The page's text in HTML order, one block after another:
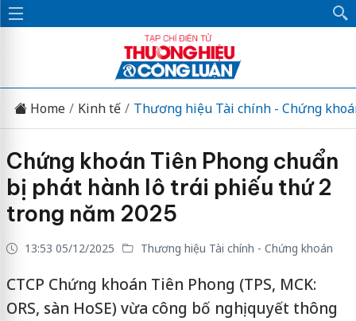
Home Kinh tế Thương hiệu Tài chính - Chứng
Chứng khoán Tiên Phong chuẩn
bị phát hành lô trái phiếu thứ 2
trong năm 2025
13:53 05/12/2025 Thương hiệu Tài chính - Chứng khoán
CTCP Chứng khoán Tiên Phong (TPS, MCK:
ORS, sàn HoSE) vừa công bố nghị quyết thông